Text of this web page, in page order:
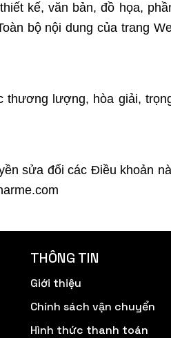
kế, văn bản, đồ họa,
bộ nội dung của trang
thương lượng, hòa giải,
sửa đổi các Điều khoản
THÔNG TIN
Giới thiệu
Chính sách vận chuyển
Hình thức thanh toán